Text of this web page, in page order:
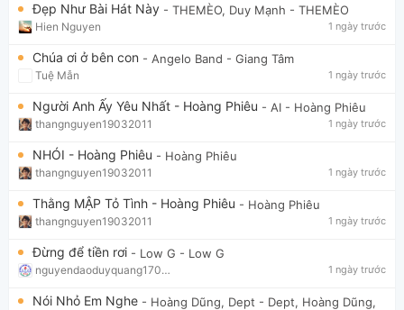
Đẹp Như Bài Hát Này - THEMÈO, Duy Mạnh - THEMÈO
Hien Nguyen 1 ngày trước
Chúa ơi ở bên con - Angelo Band - Giang Tâm
Tuệ Mẫn 1 ngày trước
Người Anh Ấy Yêu Nhất - Hoàng Phiêu - AI - Hoàng Phiêu
thangnguyen19032011 1 ngày trước
NHÓI - Hoàng Phiêu - Hoàng Phiêu
thangnguyen19032011 1 ngày trước
Thằng MẬP Tỏ Tình - Hoàng Phiêu - Hoàng Phiêu
thangnguyen19032011 1 ngày trước
Đừng để tiền rơi - Low G - Low G
nguyendaoduyquang17021 1 ngày trước
Nói Nhỏ Em Nghe - Hoàng Dũng, Dept - Dept, Hoàng Dũng,